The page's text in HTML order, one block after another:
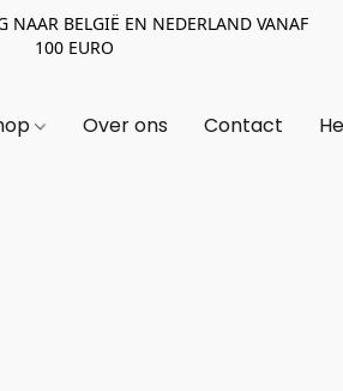
NAAR BELGIË EN NEDERLAND VANAF
100 EURO
Over ons Contact